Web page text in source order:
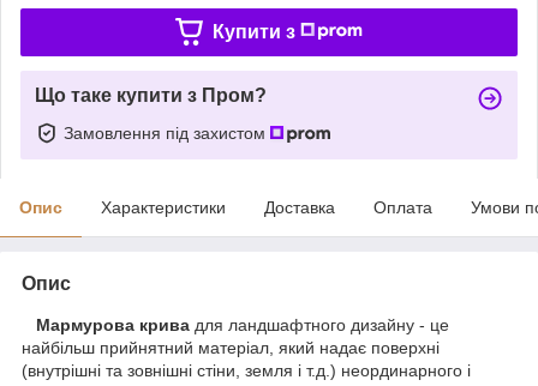
Купити з
Що таке купити з Пром?
Замовлення під захистом
Опис Характеристики Доставка Оплата Умови
Опис
Мармурова крива для ландшафтного дизайну - це
найбільш прийнятний матеріал, який надає поверхні
(внутрішні та зовнішні стіни, земля і т.д.) неординарного і